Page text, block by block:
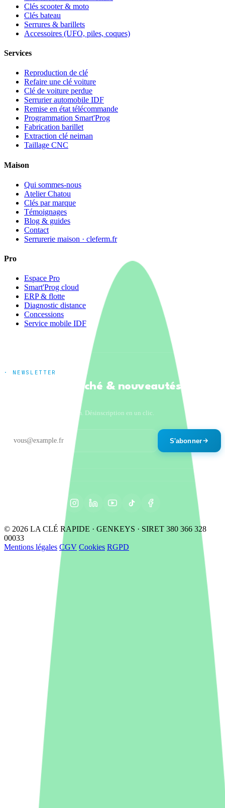
Clés scooter & moto
Clés bateau
Serrures & barillets
Accessoires (UFO, piles, coques)
Services
Reproduction de clé
Refaire une clé voiture
Clé de voiture perdue
Serrurier automobile IDF
Remise en état télécommande
Programmation Smart'Prog
Fabrication barillet
Extraction clé neiman
Taillage CNC
Maison
Qui sommes-nous
Atelier Chatou
Clés par marque
Témoignages
Blog & guides
Contact
Serrurerie maison · cleferm.fr
Pro
Espace Pro
Smart'Prog cloud
ERP & flotte
Diagnostic distance
Concessions
Service mobile IDF
· NEWSLETTER
Tendances marché & nouveautés
Un email par mois maximum. Désinscription en un clic.
S'abonner
© 2026 LA CLÉ RAPIDE · GENKEYS · SIRET 380 366 328
00033
Mentions légales CGV Cookies RGPD